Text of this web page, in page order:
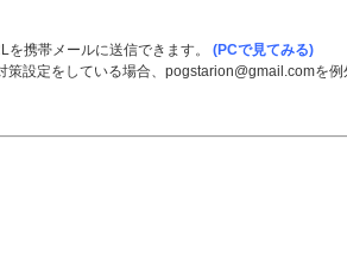
を携帯メールに送信できます。 (PCで見てみる)
策設定をしている場合、pogstarion@gmail.comを例